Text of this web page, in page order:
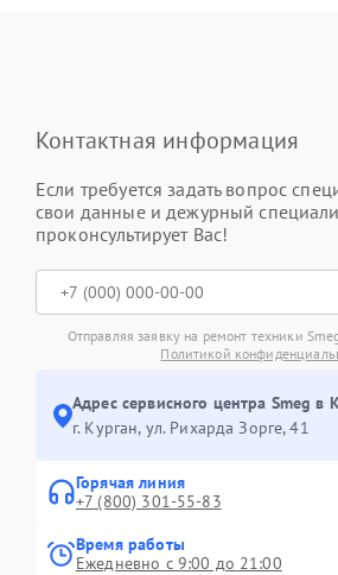
Контактная информация
Если требуется задать вопрос
свои данные и дежурный
проконсультирует Вас!
Отправляя заявку на ремонт техники
Политикой
Адрес сервисного центра Smeg в
г. Курган, ул. Рихарда Зорге, 41
Горячая линия
+7 (800) 301-55-83
Время работы
Ежедневно с 9:00 до 21:00